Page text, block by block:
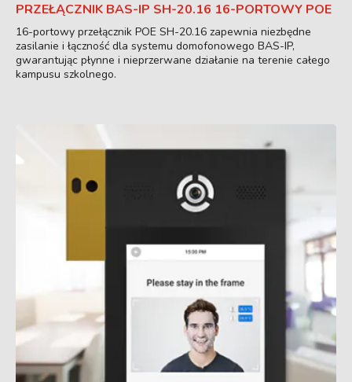
PRZEŁĄCZNIK BAS-IP SH-20.16 16-PORTOWY POE
16-portowy przełącznik POE SH-20.16 zapewnia niezbędne
zasilanie i łączność dla systemu domofonowego BAS-IP,
gwarantując płynne i nieprzerwane działanie na terenie całego
kampusu szkolnego.